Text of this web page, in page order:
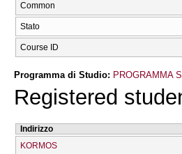
Common
Stato
Course ID
Programma di Studio: PROGRAMMA
Registered
Indirizzo
KORMOS